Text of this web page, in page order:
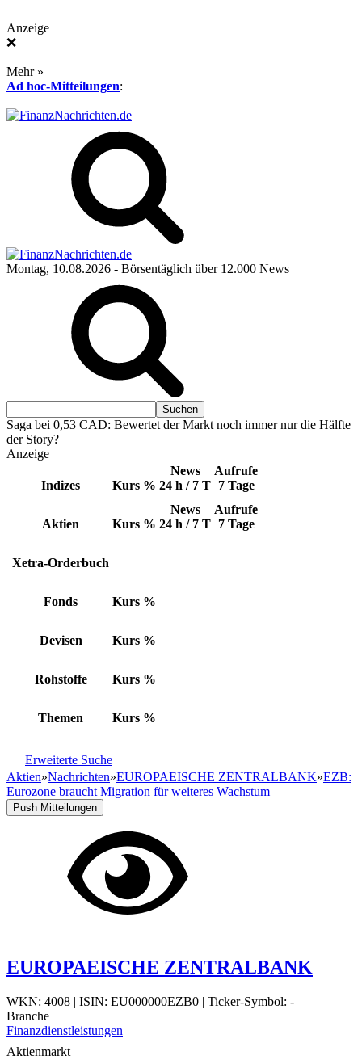
Anzeige
❌
Mehr »
Ad hoc-Mitteilungen:
Montag, 10.08.2026 - Börsentäglich über 12.000 News
Saga bei 0,53 CAD: Bewertet der Markt noch immer nur die Hälfte
der Story?
Anzeige
Indizes Kurs %
News
24 h / 7 T
Aufrufe
7 Tage
Aktien Kurs %
News
24 h / 7 T
Aufrufe
7 Tage
Xetra-Orderbuch
Fonds Kurs %
Devisen Kurs %
Rohstoffe Kurs %
Themen Kurs %
Erweiterte Suche
Aktien»Nachrichten»EUROPAEISCHE ZENTRALBANK»EZB:
Eurozone braucht Migration für weiteres Wachstum
Push Mitteilungen
EUROPAEISCHE ZENTRALBANK
WKN: 4008 | ISIN: EU000000EZB0 | Ticker-Symbol: -
Branche
Finanzdienstleistungen
Aktienmarkt